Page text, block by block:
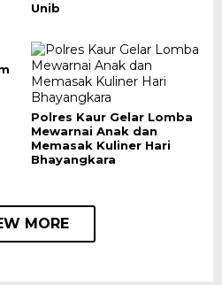
Unib
Polres Kaur Gelar Lomba
Mewarnai Anak dan
Memasak Kuliner Hari
Bhayangkara
MORE